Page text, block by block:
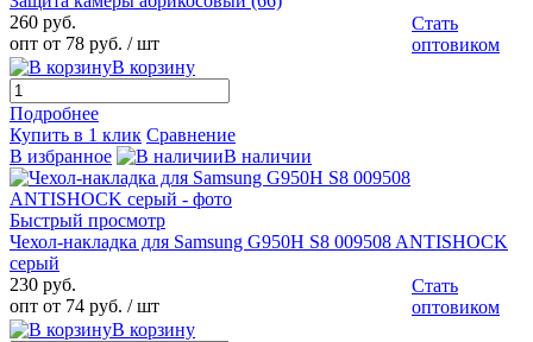
260 руб.
опт от 78 руб. / шт
Стать
оптовиком
В корзину
Подробнее
Купить в 1 клик Сравнение
В избранное
В наличии
Быстрый просмотр
Чехол-накладка для Samsung G950H S8 009508 ANTISHOCK
серый
230 руб.
опт от 74 руб. / шт
Стать
оптовиком
В корзину